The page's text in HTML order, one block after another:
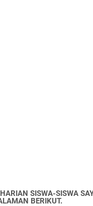
SISWA-SISWA
BERIKUT.